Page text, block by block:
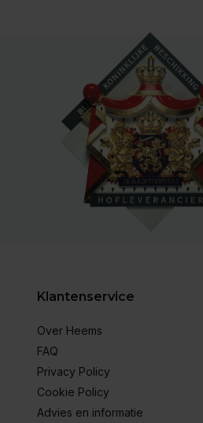
Klantenservice
Over Heems
FAQ
Privacy Policy
Cookie Policy
Advies en informatie